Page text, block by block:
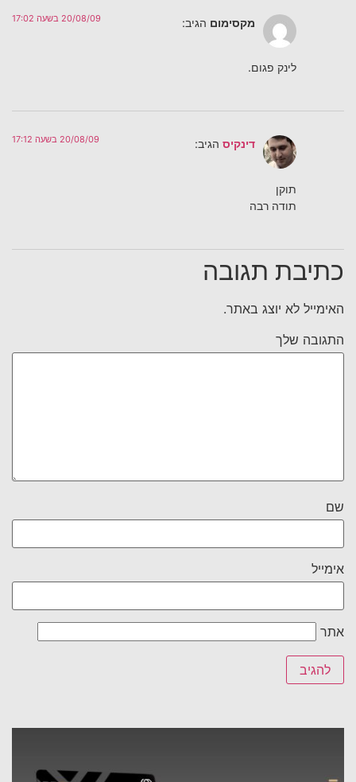
מקסימום הגיב: 20/08/09 בשעה 17:02
לינק פגום.
דינקיס הגיב: 20/08/09 בשעה 17:12
תוקן
תודה רבה
כתיבת תגובה
האימייל לא יוצג באתר.
התגובה שלך
שם
אימייל
אתר